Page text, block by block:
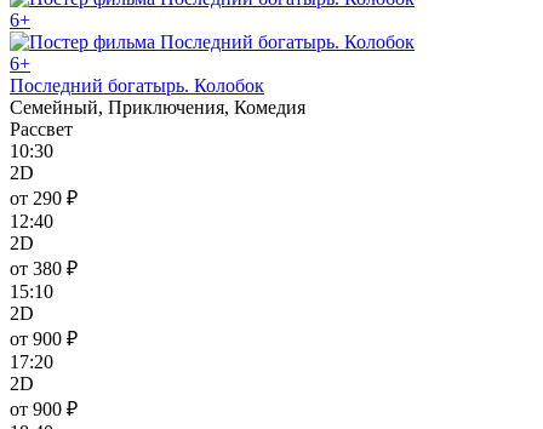
6+
6+
Последний богатырь. Колобок
Семейный, Приключения, Комедия
Рассвет
10:30
2D
от 290 ₽
12:40
2D
от 380 ₽
15:10
2D
от 900 ₽
17:20
2D
от 900 ₽